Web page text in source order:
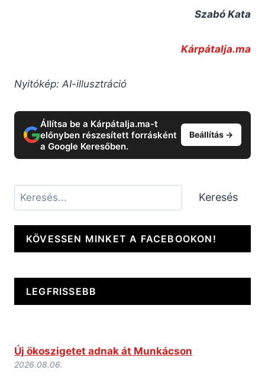
Szabó Kata
Kárpátalja.ma
Nyitókép: AI-illusztráció
Állítsa be a Kárpátalja.ma-t
előnyben részesített forrásként
a Google Keresőben.
Beállítás →
Keresés Keresés
KÖVESSEN MINKET A FACEBOOKON!
LEGFRISSEBB
Új ökoszigetet adnak át Munkácson
2026.08.06.